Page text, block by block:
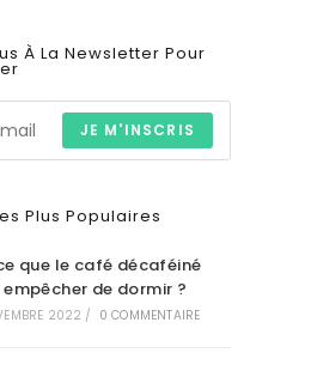
À La Newsletter Pour
JE M'INSCRIS
Plus Populaires
que le café décaféiné
de dormir ?
2022 / 0 COMMENTAIRE